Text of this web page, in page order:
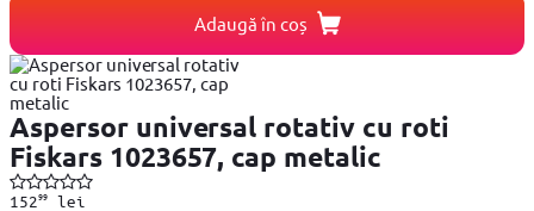
Adaugă în coș
Aspersor universal rotativ cu roti
Fiskars 1023657, cap metalic
15299lei